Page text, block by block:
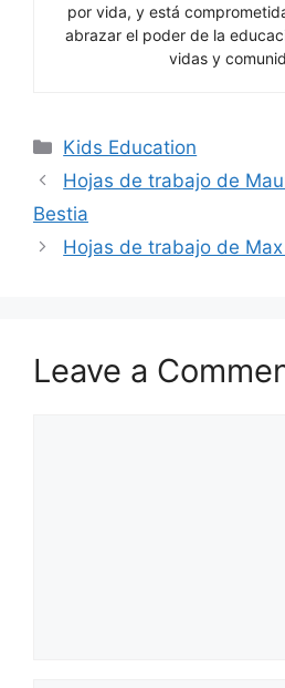
por vida, y está
abrazar el poder de la
vidas y
Categories
Kids Education
Hojas de trabajo de
Bestia
Hojas de trabajo de
Leave a